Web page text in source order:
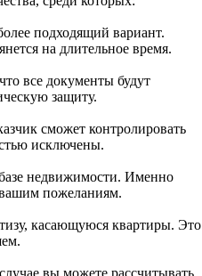
подходящий вариант.
на длительное время.
все документы будут
защиту.
сможет контролировать
исключены.
недвижимости. Именно
вашим пожеланиям.
касающуюся квартиры. Это
вы можете рассчитывать